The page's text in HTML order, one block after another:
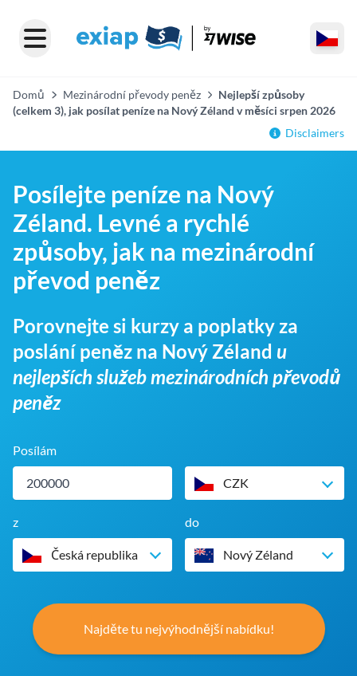
Domů Mezinárodní převody peněz
Nejlepší způsoby
(celkem 3), jak posílat peníze na Nový Zéland v měsíci srpen 2026
Disclaimers
Posílejte peníze na Nový
Zéland. Levné a rychlé
způsoby, jak na mezinárodní
převod peněz
Porovnejte si kurzy a poplatky za
poslání peněz na Nový Zéland u
nejlepších služeb mezinárodních převodů
peněz
Posílám
CZK
z
Česká republika
do
Nový Zéland
Najděte tu nejvýhodnější nabídku!